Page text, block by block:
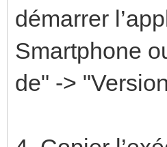
démarrer
Smartphone
de" ->